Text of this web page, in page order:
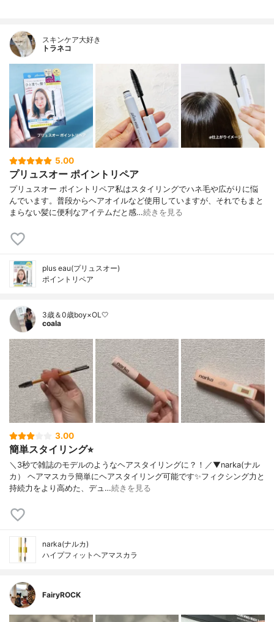
スキンケア大好き
トラネコ
5.00
プリュスオー ポイントリペア
プリュスオー ポイントリペア私はスタイリングでハネ毛や広がりに悩
んでいます。普段からヘアオイルなど使用していますが、それでもまと
まらない髪に便利なアイテムだと感…続きを見る
plus eau(プリュスオー)
ポイントリペア
3歳＆0歳boy×OL🤍
coala
3.00
簡単スタイリング⭐︎
＼3秒で雑誌のモデルのようなヘアスタイリングに？！／▼narka(ナル
カ） ヘアマスカラ簡単にヘアスタイリング可能です✨フィクシング力と
持続力をより高めた、デュ…続きを見る
narka(ナルカ)
ハイプフィットヘアマスカラ
FairyROCK